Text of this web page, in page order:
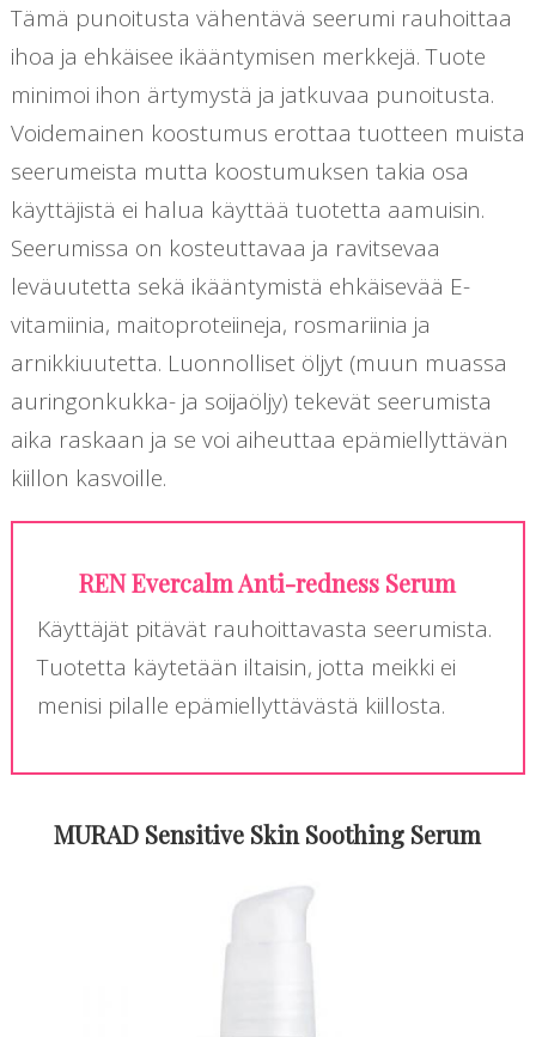
Tämä punoitusta vähentävä seerumi rauhoittaa
ihoa ja ehkäisee ikääntymisen merkkejä. Tuote
minimoi ihon ärtymystä ja jatkuvaa punoitusta.
Voidemainen koostumus erottaa tuotteen muista
seerumeista mutta koostumuksen takia osa
käyttäjistä ei halua käyttää tuotetta aamuisin.
Seerumissa on kosteuttavaa ja ravitsevaa
leväuutetta sekä ikääntymistä ehkäisevää E-
vitamiinia, maitoproteiineja, rosmariinia ja
arnikkiuutetta. Luonnolliset öljyt (muun muassa
auringonkukka- ja soijaöljy) tekevät seerumista
aika raskaan ja se voi aiheuttaa epämiellyttävän
kiillon kasvoille.
REN Evercalm Anti-redness Serum
Käyttäjät pitävät rauhoittavasta seerumista.
Tuotetta käytetään iltaisin, jotta meikki ei
menisi pilalle epämiellyttävästä kiillosta.
MURAD Sensitive Skin Soothing Serum